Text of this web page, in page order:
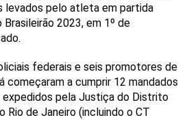
levados pelo atleta em partida
Brasileirão 2023, em 1º de
federais e seis promotores de
começaram a cumprir 12 mandados
expedidos pela Justiça do Distrito
Rio de Janeiro (incluindo o CT